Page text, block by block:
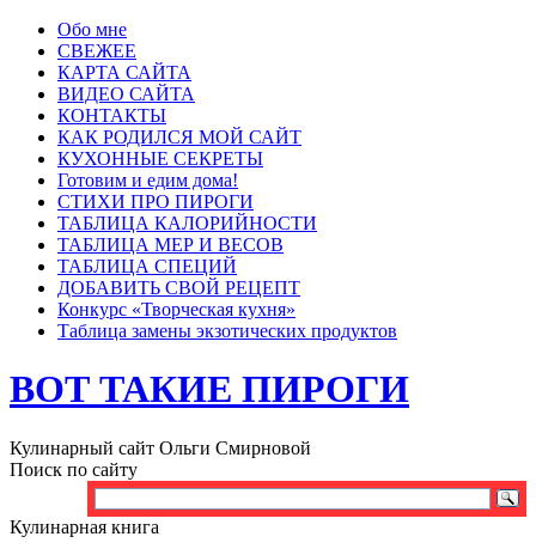
Обо мне
СВЕЖЕЕ
КАРТА САЙТА
ВИДЕО САЙТА
КОНТАКТЫ
КАК РОДИЛСЯ МОЙ САЙТ
КУХОННЫЕ СЕКРЕТЫ
Готовим и едим дома!
СТИХИ ПРО ПИРОГИ
ТАБЛИЦА КАЛОРИЙНОСТИ
ТАБЛИЦА МЕР И ВЕСОВ
ТАБЛИЦА СПЕЦИЙ
ДОБАВИТЬ СВОЙ РЕЦЕПТ
Конкурс «Творческая кухня»
Таблица замены экзотических продуктов
ВОТ ТАКИЕ ПИРОГИ
Кулинарный сайт Ольги Смирновой
Поиск по сайту
Кулинарная книга